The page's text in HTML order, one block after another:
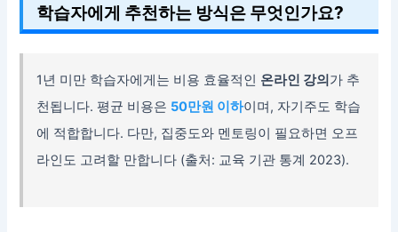
학습자에게 추천하는 방식은 무엇인가요?
1년 미만 학습자에게는 비용 효율적인 온라인 강의가 추
천됩니다. 평균 비용은 50만원 이하이며, 자기주도 학습
에 적합합니다. 다만, 집중도와 멘토링이 필요하면 오프
라인도 고려할 만합니다 (출처: 교육 기관 통계 2023).